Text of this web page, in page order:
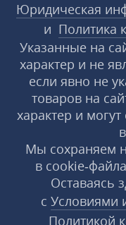
Юридическая
и Политика
Указанные на
характер и не
если явно не
товаров на
характер и
Мы сохраняем
в
Оставаясь
с Условиями
Политикой